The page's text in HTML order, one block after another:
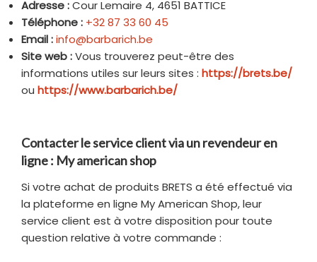
Adresse :Cour Lemaire 4, 4651 BATTICE
Téléphone : +32 87 33 60 45
Email :info@barbarich.be
Site web :Vous trouverez peut-être des
informations utiles sur leurs sites : https://brets.be/
ou https://www.barbarich.be/
Contacter le service client via un revendeur en
ligne : My american shop
Si votre achat de produits BRETS a été effectué via
la plateforme en ligne My American Shop, leur
service client est à votre disposition pour toute
question relative à votre commande :